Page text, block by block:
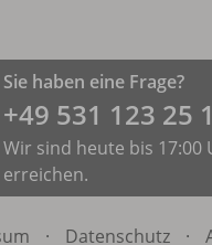
Sie haben eine Frage?
+49 531 ­123 25
Wir sind heute bis 17:00
erreichen.
· Datenschutz ·